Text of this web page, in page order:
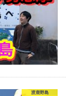
渡鹿野島